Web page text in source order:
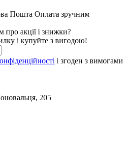
Пошта Оплата зручним
про акції і знижки?
і купуйте з вигодою!
і згоден з вимогами
205